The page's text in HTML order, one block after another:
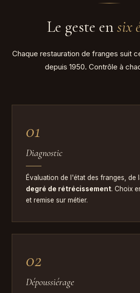
Le geste ensix
Chaque restauration de franges suit
depuis 1950. Contrôle à
01
Diagnostic
Évaluation de l'état des franges, de
degré de rétrécissement. Choix
et remise sur métier.
02
Dépoussiérage